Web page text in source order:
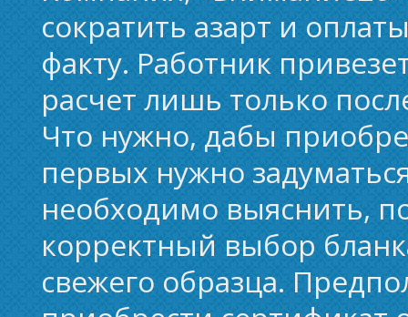
сократить азарт и
факту. Работник
расчет лишь только
Что нужно, дабы
первых нужно
необходимо выяснить,
корректный выбор
свежего образца.